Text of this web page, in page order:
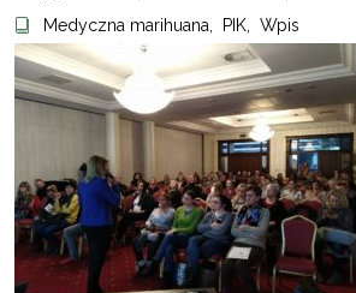
Medyczna marihuana
PIK Wpis